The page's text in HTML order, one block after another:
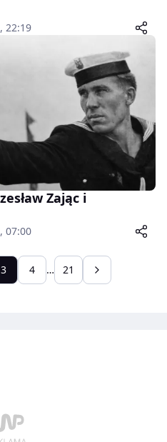
22:19
Zając i
07:00
3 4 … 21